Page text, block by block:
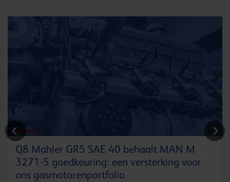
ENERGIE
Q8 Mahler GR5 SAE 40 behaalt MAN M
3271-5 goedkeuring: een versterking voor
ons gasmotorenportfolio